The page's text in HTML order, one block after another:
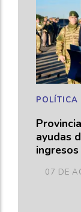
ayudas
POLÍTICA
07 DE